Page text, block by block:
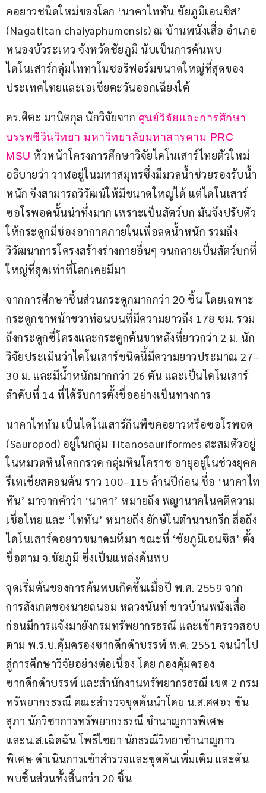
คอยาวชนิดใหม่ของโลก ‘นาคาไททัน ชัยภูมิเอนซิส’
(Nagatitan chaiyaphumensis) ณ บ้านพนังเสื่อ อำเภอ
หนองบัวระเหว จังหวัดชัยภูมิ นับเป็นการค้นพบ
ไดโนเสาร์กลุ่มไททาโนซอริฟอร์มขนาดใหญ่ที่สุดของ
ประเทศไทยและเอเชียตะวันออกเฉียงใต้
ดร.ศิตะ มานิตกุล นักวิจัยจาก ศูนย์วิจัยและการศึกษา
บรรพชีวินวิทยา มหาวิทยาลัยมหาสารคาม PRC
MSU หัวหน้าโครงการศึกษาวิจัยไดโนเสาร์ไทยตัวใหม่
อธิบายว่า วาฬอยู่ในมหาสมุทรซึ่งมีมวลน้ำช่วยรองรับน้ำ
หนัก จึงสามารถวิวัฒน์ให้มีขนาดใหญ่ได้ แต่ไดโนเสาร์
ซอโรพอดนั้นน่าทึ่งมาก เพราะเป็นสัตว์บก มันจึงปรับตัว
ให้กระดูกมีช่องอากาศภายในเพื่อลดน้ำหนัก รวมถึง
วิวัฒนาการโครงสร้างร่างกายอื่นๆ จนกลายเป็นสัตว์บกที่
ใหญ่ที่สุดเท่าที่โลกเคยมีมา
จากการศึกษาชิ้นส่วนกระดูกมากกว่า 20 ชิ้น โดยเฉพาะ
กระดูกขาหน้าขวาท่อนบนที่มีความยาวถึง 178 ซม. รวม
ถึงกระดูกซี่โครงและกระดูกต้นขาหลังที่ยาวกว่า 2 ม. นัก
วิจัยประเมินว่าไดโนเสาร์ชนิดนี้มีความยาวประมาณ 27–
30 ม. และมีน้ำหนักมากกว่า 26 ตัน และเป็นไดโนเสาร์
ลำดับที่ 14 ที่ได้รับการตั้งชื่ออย่างเป็นทางการ
นาคาไททัน เป็นไดโนเสาร์กินพืชคอยาวหรือซอโรพอด
(Sauropod) อยู่ในกลุ่ม Titanosauriformes สะสมตัวอยู่
ในหมวดหินโคกกรวด กลุ่มหินโคราช อายุอยู่ในช่วงยุคค
รีเทเชียสตอนต้น ราว 100–115 ล้านปีก่อน ชื่อ ‘นาคาไท
ทัน’ มาจากคำว่า ‘นาคา’ หมายถึง พญานาคในคติความ
เชื่อไทย และ ‘ไททัน’ หมายถึง ยักษ์ในตำนานกรีก สื่อถึง
ไดโนเสาร์คอยาวขนาดมหึมา ขณะที่ ‘ชัยภูมิเอนซิส’ ตั้ง
ชื่อตาม จ.ชัยภูมิ ซึ่งเป็นแหล่งค้นพบ
จุดเริ่มต้นของการค้นพบเกิดขึ้นเมื่อปี พ.ศ. 2559 จาก
การสังเกตของนายถนอม หลวงนันท์ ชาวบ้านพนังเสื่อ
ก่อนมีการแจ้งมายังกรมทรัพยากรธรณี และเข้าตรวจสอบ
ตาม พ.ร.บ.คุ้มครองซากดึกดำบรรพ์ พ.ศ. 2551 จนนำไป
สู่การศึกษาวิจัยอย่างต่อเนื่อง โดย กองคุ้มครอง
ซากดึกดำบรรพ์ และสำนักงานทรัพยากรธรณี เขต 2 กรม
ทรัพยากรธรณี คณะสำรวจขุดค้นนำโดย น.ส.ศศอร ขัน
สุภา นักวิชาการทรัพยากรธรณี ชำนาญการพิเศษ
และน.ส.เฉิดฉัน โพธิไชยา นักธรณีวิทยาชำนาญการ
พิเศษ ดำเนินการเข้าสำรวจและขุดค้นเพิ่มเติม และค้น
พบชิ้นส่วนทั้งสิ้นกว่า 20 ชิ้น